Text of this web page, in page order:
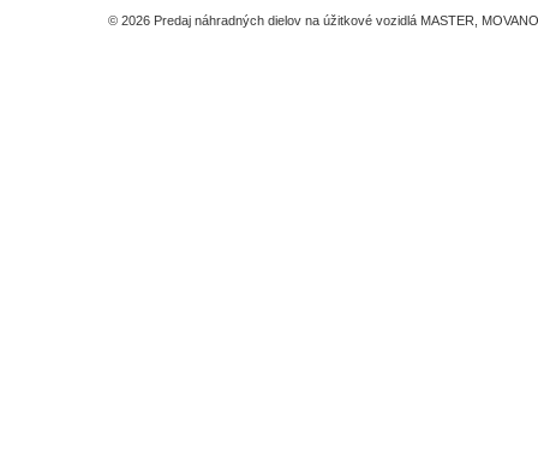
© 2026 Predaj náhradných dielov na úžitkové vozidlá MASTER,